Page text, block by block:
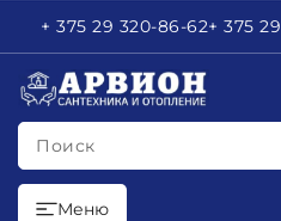
+ 375 29 320-86-62+ 375 29
Поиск
Меню